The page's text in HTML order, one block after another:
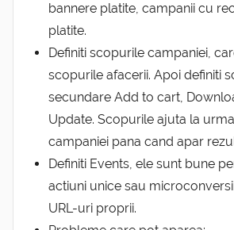
bannere platite, campanii cu
platite.
Definiti scopurile campaniei,
scopurile afacerii. Apoi definiti
secundare Add to cart,
Update. Scopurile ajuta la
campaniei pana cand apar
Definiti Events, ele sunt bune
actiuni unice sau
URL-uri proprii.